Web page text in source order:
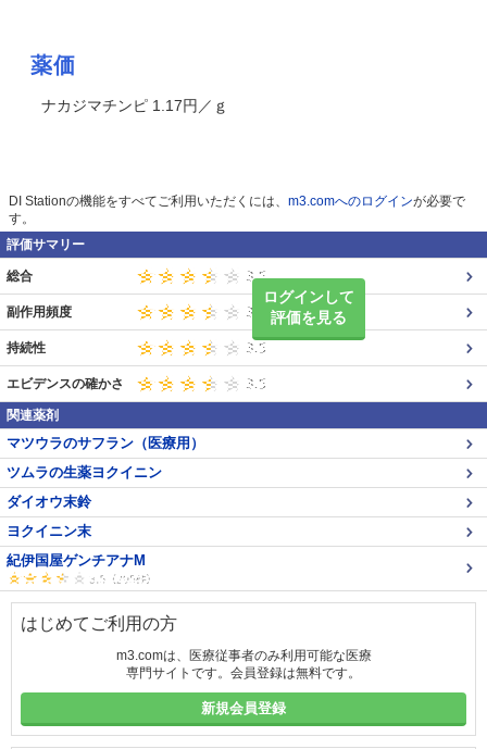
薬価
ナカジマチンピ 1.17円／ｇ
DI Stationの機能をすべてご利用いただくには、 m3.comへのログインが必要で
す。
評価サマリー
ログインして
評価を見る
総合
副作用頻度
持続性
エビデンスの確かさ
関連薬剤
マツウラのサフラン（医療用）
ツムラの生薬ヨクイニン
ダイオウ末鈴
ヨクイニン末
紀伊国屋ゲンチアナM
はじめてご利用の方
m3.comは、医療従事者のみ利用可能な医療
専門サイトです。会員登録は無料です。
新規会員登録